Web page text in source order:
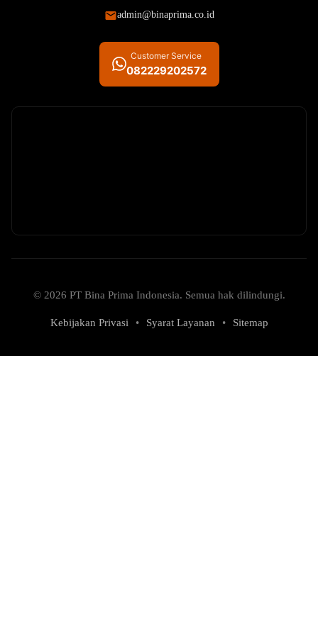
admin@binaprima.co.id
Customer Service
082229202572
© 2026 PT Bina Prima Indonesia. Semua hak dilindungi.
Kebijakan Privasi • Syarat Layanan • Sitemap